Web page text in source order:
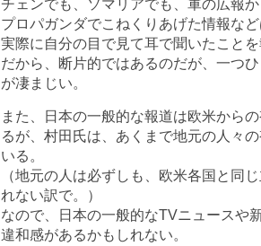
チェンでも、ソマリアでも、軍の広報
プロパガンダでこねくりあげた情報な
実際に自分の目で見て耳で聞いたこと
だから、断片的ではあるのだが、一つ
が凄まじい。
また、日本の一般的な報道は欧米から
るが、村田氏は、あくまで地元の人々
いる。
（地元の人は必ずしも、欧米各国と同
れない訳で。）
なので、日本の一般的なTVニュースや
違和感があるかもしれない。